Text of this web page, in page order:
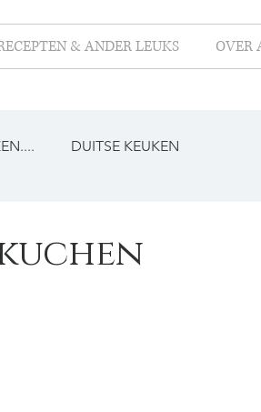
& ANDER LEUKS OVER
DUITSE KEUKEN